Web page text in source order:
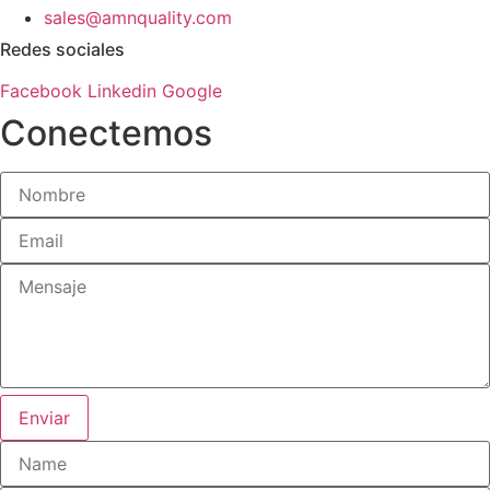
sales@amnquality.com
Redes sociales
Facebook Linkedin Google
Conectemos
Enviar